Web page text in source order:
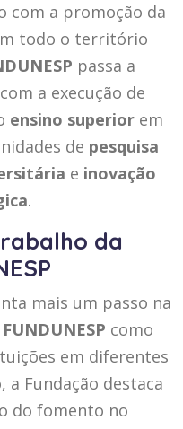
com a promoção da
todo o território
passa a
a execução de
ensino superiorem
de pesquisa
e inovação
.
da
mais um passo na
FUNDUNESP como
em diferentes
a Fundação destaca
do fomento no